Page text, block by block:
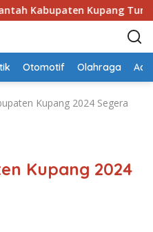
Kupang Tuntas
Otomotif Olahraga
Kupang 2024 Segera
Kupang 2024